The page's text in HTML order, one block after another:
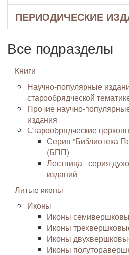
ПЕРИОДИЧЕСКИЕ
Все подразделы
Книги
Научно-популярные
старообрядческой
Прочие научно-
издания
Старообрядческие
Серия “Библиотека
(БПП)
Лествица - серия
изданий
Литые иконы
Иконы
Иконы
Иконы
Иконы
Иконы